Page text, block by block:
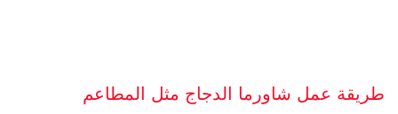
طريقة عمل شاورما الدجاج مثل المطاعم